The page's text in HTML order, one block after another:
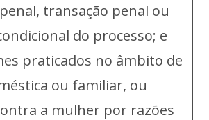
transação penal ou
do processo; e
praticados no âmbito de
ou familiar, ou
a mulher por razões